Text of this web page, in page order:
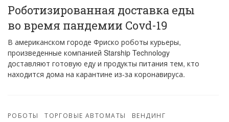
Роботизированная доставка еды
во время пандемии Covd-19
В американском городе Фриско роботы курьеры,
произведенные компанией Starship Technology
доставляют готовую еду и продукты питания тем, кто
находится дома на карантине из-за коронавируса.
РОБОТЫ ТОРГОВЫЕ АВТОМАТЫ ВЕНДИНГ